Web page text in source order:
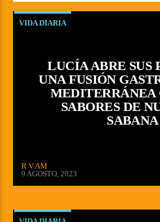
VIDA DIARIA
LUCÍA ABRE SUS
UNA FUSIÓN
MEDITERRÁNEA
SABORES DE
SABANA
R V AM
9 AGOSTO, 2023